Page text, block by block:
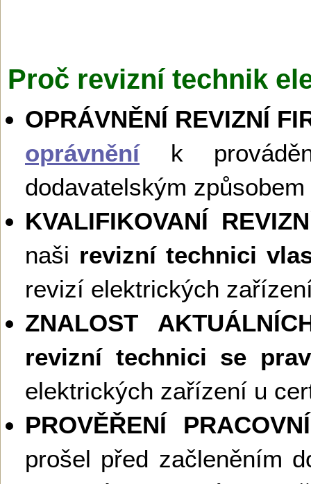
Proč revizní technik
OPRÁVNĚNÍ REVIZNÍ
oprávněník
dodavatelským
KVALIFIKOVANÍ
naši revizní technici
revizí elektrických
ZNALOST
revizní technici se
elektrických zařízení u
PROVĚŘENÍ
prošel před začleněním